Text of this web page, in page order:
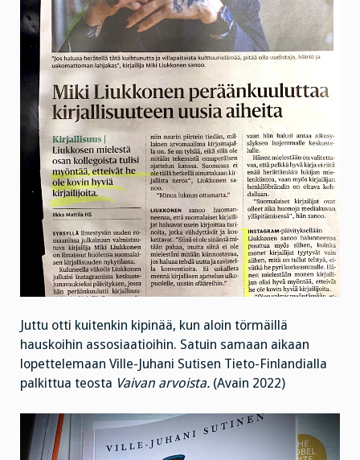
Juttu otti kuitenkin kipinää, kun aloin törmäillä
hauskoihin assosiaatioihin. Satuin samaan aikaan
lopettelemaan Ville-Juhani Sutisen Tieto-Finlandialla
palkittua teosta Vaivan arvoista. (Avain 2022)